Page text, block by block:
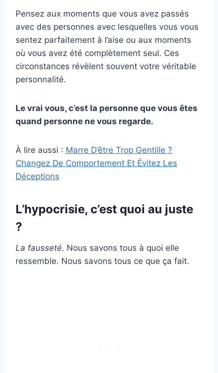
Pensez aux moments que vous avez passés
avec des personnes avec lesquelles vous vous
sentez parfaitement à l’aise ou aux moments
où vous avez été complètement seul. Ces
circonstances révèlent souvent votre véritable
personnalité.
Le vrai vous, c’est la personne que vous êtes
quand personne ne vous regarde.
À lire aussi : Marre D’être Trop Gentille ?
Changez De Comportement Et Évitez Les
Déceptions
L’hypocrisie, c’est quoi au juste
?
La fausseté. Nous savons tous à quoi elle
ressemble. Nous savons tous ce que ça fait.